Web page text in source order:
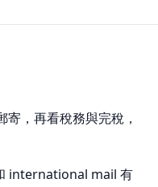
，再看稅務與完稅，
international mail 有